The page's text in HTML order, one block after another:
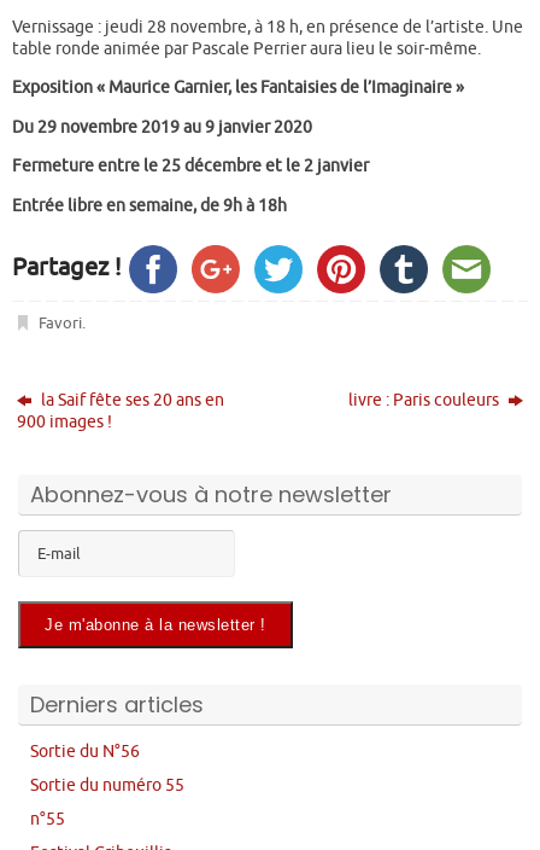
Vernissage : jeudi 28 novembre, à 18 h, en présence de l’artiste. Une
table ronde animée par Pascale Perrier aura lieu le soir-même.
Exposition « Maurice Garnier, les Fantaisies de l’Imaginaire »
Du 29 novembre 2019 au 9 janvier 2020
Fermeture entre le 25 décembre et le 2 janvier
Entrée libre en semaine, de 9h à 18h
Partagez !
Favori.
la Saif fête ses 20 ans en
900 images !
livre : Paris couleurs
Abonnez-vous à notre newsletter
Derniers articles
Sortie du N°56
Sortie du numéro 55
n°55